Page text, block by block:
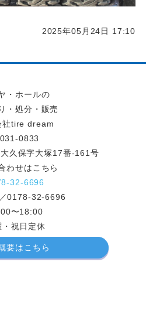
2025年05月24日 17:10
・ホールの
・処分・販売
社tire dream
0833
久保字大塚17番-161号
わせはこちら
32-6696
0178-32-6696
〜18:00
・祝日定休
要はこちら